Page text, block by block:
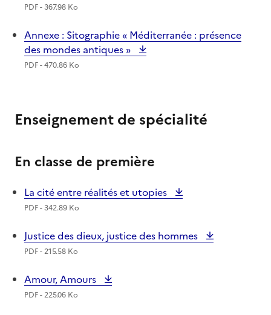
PDF - 367.98 Ko
Annexe : Sitographie « Méditerranée : présence
des mondes antiques »
PDF - 470.86 Ko
Enseignement de spécialité
En classe de première
La cité entre réalités et utopies
PDF - 342.89 Ko
Justice des dieux, justice des hommes
PDF - 215.58 Ko
Amour, Amours
PDF - 225.06 Ko